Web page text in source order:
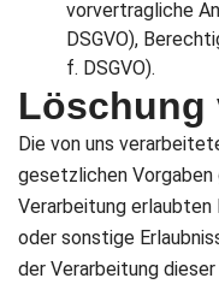
vorvertragliche
DSGVO),
f. DSGVO).
Löschung
Die von uns
gesetzlichen
Verarbeitung erlaubten
oder sonstige
der Verarbeitung